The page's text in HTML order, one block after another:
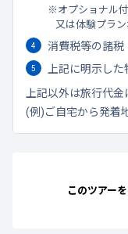
オプショナル
又は体験プラン
消費税等の諸税
上記に明示し
上記以外は旅行代金
(例)ご自宅から発着
このツアー